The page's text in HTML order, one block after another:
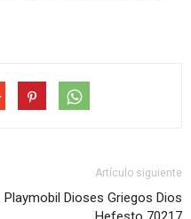
Artículo siguiente
Playmobil Dioses Griegos Dios